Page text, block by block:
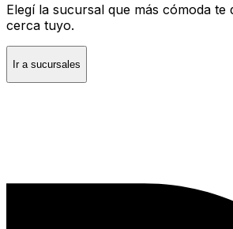
Elegí la sucursal que más cómoda te
cerca tuyo.
Ir a sucursales